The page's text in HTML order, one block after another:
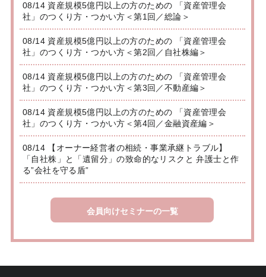
08/14 資産規模5億円以上の方のための 「資産管理会
社」のつくり方・つかい方＜第1回／総論＞
08/14 資産規模5億円以上の方のための 「資産管理会
社」のつくり方・つかい方＜第2回／自社株編＞
08/14 資産規模5億円以上の方のための 「資産管理会
社」のつくり方・つかい方＜第3回／不動産編＞
08/14 資産規模5億円以上の方のための 「資産管理会
社」のつくり方・つかい方＜第4回／金融資産編＞
08/14 【オーナー経営者の相続・事業承継トラブル】
「自社株」と「遺留分」の致命的なリスクと 弁護士と作
る”会社を守る盾”
会員向けセミナーの一覧